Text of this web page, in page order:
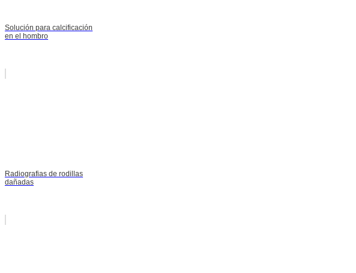
Solución para calcificación
en el hombro
Radiografias de rodillas
dañadas